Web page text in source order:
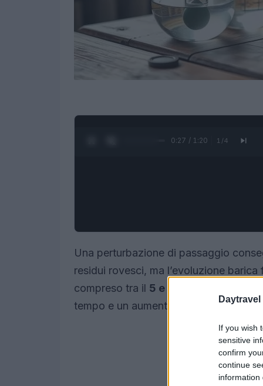
Daytravel
If you wish
sensitive
confirm
continue
information
0:28 / 1:20 1 /4
Una perturbazione di passaggio
residui rovesci, ma l’evoluzione
compreso tra il 5 e il 7 giugno 2026
tempo e un aumento delle